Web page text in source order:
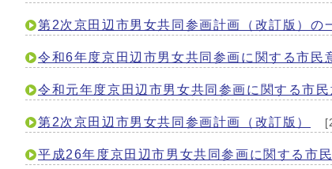
第2次京田辺市男女共同参画計画（改訂版）の
令和6年度京田辺市男女共同参画に関する市民
令和元年度京田辺市男女共同参画に関する市
第2次京田辺市男女共同参画計画（改訂版）
平成26年度京田辺市男女共同参画に関する市